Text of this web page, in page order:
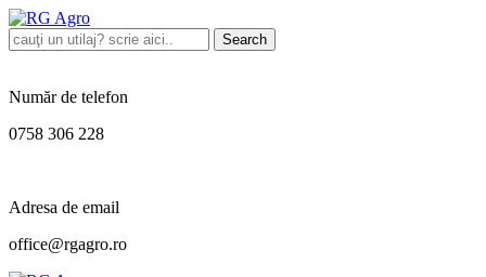
Search
Număr de telefon
0758 306 228
Adresa de email
office@rgagro.ro